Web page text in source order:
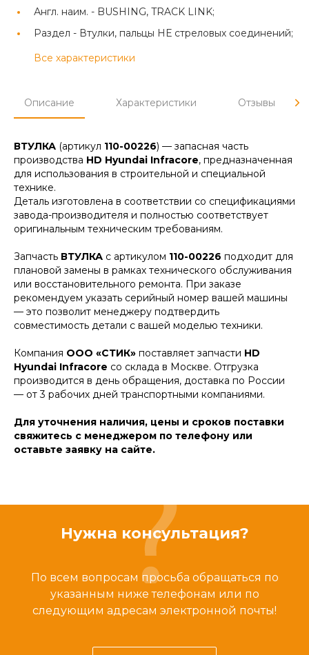
Англ. наим. - BUSHING, TRACK LINK;
Раздел - Втулки, пальцы НЕ стреловых соединений;
Все характеристики
Описание Характеристики Отзывы
ВТУЛКА (артикул 110-00226) — запасная часть
производства HD Hyundai Infracore, предназначенная
для использования в строительной и специальной
технике.
Деталь изготовлена в соответствии со спецификациями
завода-производителя и полностью соответствует
оригинальным техническим требованиям.
Запчасть ВТУЛКА с артикулом 110-00226 подходит для
плановой замены в рамках технического обслуживания
или восстановительного ремонта. При заказе
рекомендуем указать серийный номер вашей машины
— это позволит менеджеру подтвердить
совместимость детали с вашей моделью техники.
Компания ООО «СТИК» поставляет запчасти HD
Hyundai Infracore со склада в Москве. Отгрузка
производится в день обращения, доставка по России
— от 3 рабочих дней транспортными компаниями.
Для уточнения наличия, цены и сроков поставки
свяжитесь с менеджером по телефону или
оставьте заявку на сайте.
Нужна консультация?
По всем вопросам просьба обращаться по
указанным ниже телефонам или по
следующим адресам электронной почты!